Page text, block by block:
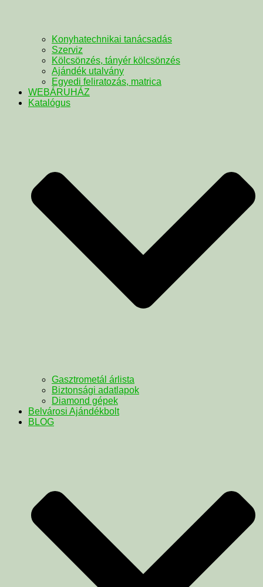
Konyhatechnikai tanácsadás
Szerviz
Kölcsönzés, tányér kölcsönzés
Ajándék utalvány
Egyedi feliratozás, matrica
WEBÁRUHÁZ
Katalógus
Gasztrometál árlista
Biztonsági adatlapok
Diamond gépek
Belvárosi Ajándékbolt
BLOG